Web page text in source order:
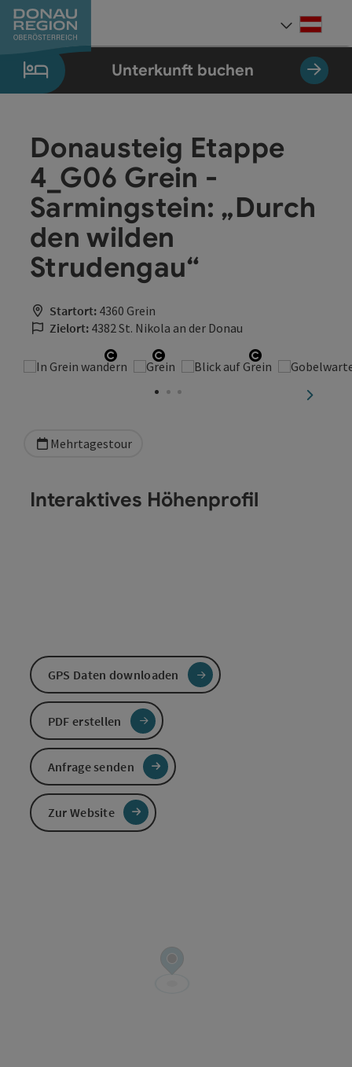
Zum Inhalt
Zur Navigation
Zum Seitenanfang
Zur Kontaktseite
Zum Impressum
Zur Startseite
Unterkunft buchen
Donausteig Etappe
4_G06 Grein -
Sarmingstein: „Durch
den wilden
Strudengau“
Startort: 4360 Grein
Zielort: 4382 St. Nikola an der Donau
Copyright öffnen
Copyright öffnenCopyright
Mehrtagestour
Interaktives Höhenprofil
GPS Daten downloaden
PDF erstellen
Anfrage senden
Zur Website